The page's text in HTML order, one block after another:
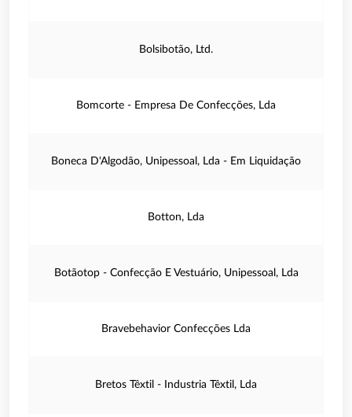
Bolsibotão, Ltd.
Bomcorte - Empresa De Confecções, Lda
Boneca D'Algodão, Unipessoal, Lda - Em Liquidação
Botton, Lda
Botãotop - Confecção E Vestuário, Unipessoal, Lda
Bravebehavior Confecções Lda
Bretos Têxtil - Industria Têxtil, Lda